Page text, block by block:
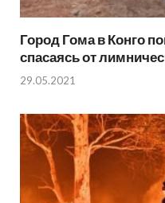
Город Гома в Конго
спасаясь от
29.05.2021